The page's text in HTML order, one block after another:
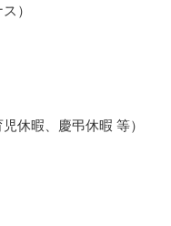
）
休暇、慶弔休暇 等）